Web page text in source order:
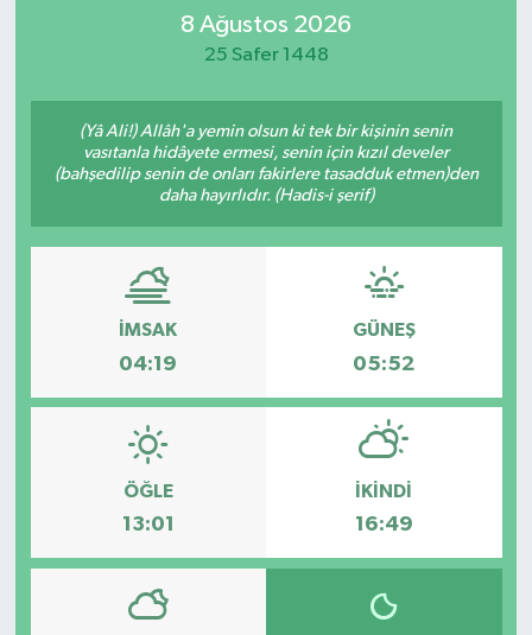
8 Ağustos 2026
25 Safer 1448
(Yâ Ali!) Allâh'a yemin olsun ki tek bir kişinin senin
vasıtanla hidâyete ermesi, senin için kızıl develer
(bahşedilip senin de onları fakirlere tasadduk etmen)den
daha hayırlıdır. (Hadis-i şerif)
İMSAK
04:19
GÜNEŞ
05:52
ÖĞLE
13:01
İKINDI
16:49